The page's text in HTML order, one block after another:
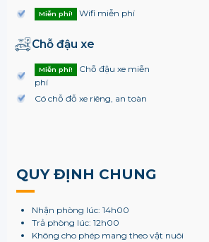
Miễn phí! Wifi miễn phí
Chỗ đậu xe
Miễn phí!
Chỗ đậu xe miễn
phí
Có chỗ đỗ xe riêng, an toàn
QUY ĐỊNH CHUNG
Nhận phòng lúc: 14h00
Trả phòng lúc: 12h00
Không cho phép mang theo vật nuôi